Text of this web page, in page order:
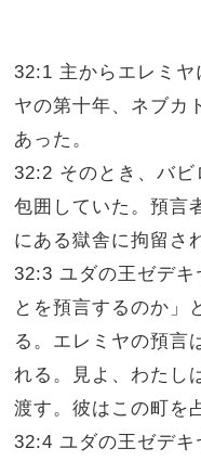
32:1 主からエレミヤ
ヤの第十年、ネブカ
あった。
32:2 そのとき、バ
包囲していた。預言
にある獄舎に拘留さ
32:3 ユダの王ゼデキ
とを預言するのか」
る。エレミヤの預言
れる。見よ、わたし
渡す。彼はこの町を
32:4 ユダの王ゼデキ